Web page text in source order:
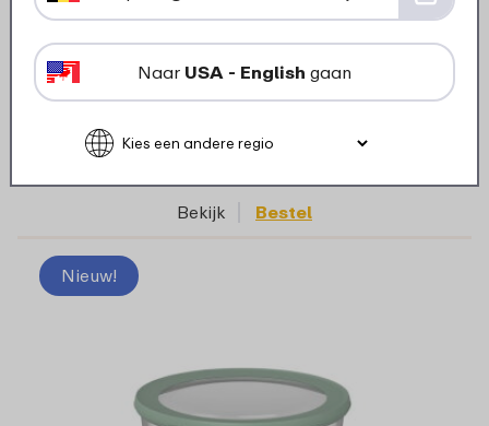
Multikom Cirqula 1250 ml - Nordic sage
1399
Bekijk Bestel
Nieuw!
Naar USA - English gaan